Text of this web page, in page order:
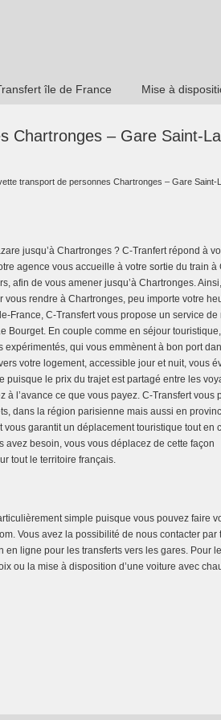
île de France Mise à
Chartronges – Gare Saint-
transport de personnes Chartronges – Gare Saint-
jusqu’à Chartronges ? C-Tranfert répond à
agence vous accueille à votre sortie du train à
afin de vous amener jusqu’à Chartronges.
vous rendre à Chartronges, peu importe votre
France, C-Transfert vous propose un service de
Bourget. En couple comme en séjour
qui vous emmènent à bon port
votre logement, accessible jour et nuit, vous
puisque le prix du trajet est partagé entre les
l’avance ce que vous payez. C-Transfert vous
dans la région parisienne mais aussi en
garantit un déplacement touristique tout en
avez besoin, vous vous déplacez de cette façon
tout le territoire français.
simple puisque vous pouvez faire
Vous avez la possibilité de nous contacter par
ligne pour les transferts vers les gares. Pour
ou la mise à disposition d’une voiture avec